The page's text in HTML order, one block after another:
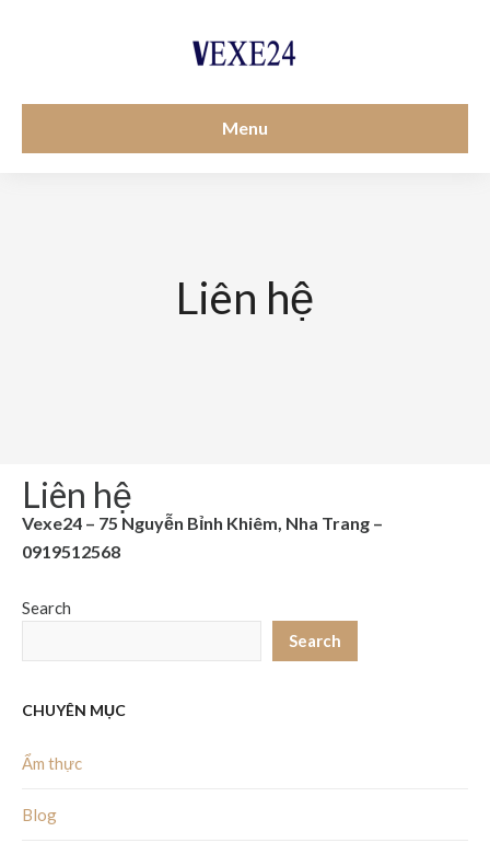
Menu
Liên hệ
Liên hệ
Vexe24 – 75 Nguyễn Bỉnh Khiêm, Nha Trang –
0919512568
Search
Search
CHUYÊN MỤC
Ẩm thực
Blog